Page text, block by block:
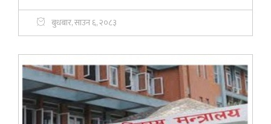
बुधबार, साउन ६, २०८३